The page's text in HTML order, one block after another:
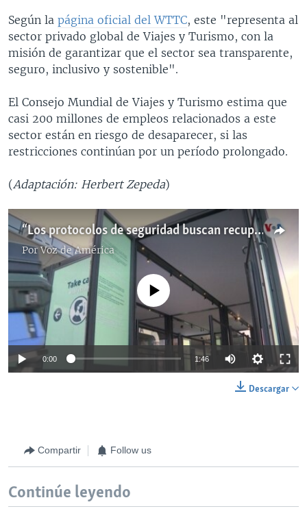
Según la página oficial del WTTC, este "representa al
sector privado global de Viajes y Turismo, con la
misión de garantizar que el sector sea transparente,
seguro, inclusivo y sostenible".
El Consejo Mundial de Viajes y Turismo estima que
casi 200 millones de empleos relacionados a este
sector están en riesgo de desaparecer, si las
restricciones continúan por un período prolongado.
(Adaptación: Herbert Zepeda)
“Los protocolos de seguridad buscan recuperar la confianza del viajero”, dice Gloria Guevara
PorVoz de América
No media source currently available
0:00 1:46
Descargar
Compartir Follow us
Continúe leyendo